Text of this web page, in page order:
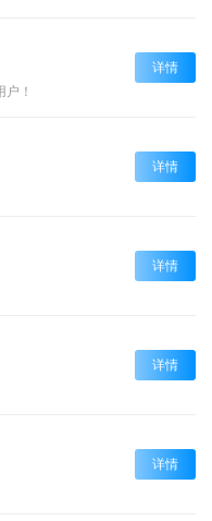
！
详情
详情
详情
详情
详情